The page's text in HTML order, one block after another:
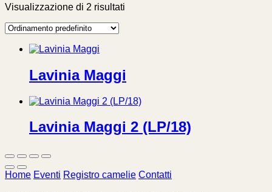
Visualizzazione di 2 risultati
Lavinia Maggi
Lavinia Maggi 2 (LP/18)
Home Eventi Registro camelie Contatti